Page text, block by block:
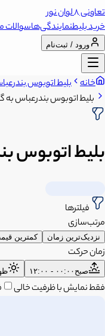
تعاونی 8 لوان نور
خرید بلیطنمایندگی‌هاسوالات
ورود / ثبت‌نام
خانه بلیط اتوبوس
بلیط اتوبوس بندرعباس به
بلیط اتوبوس
فیلترها
مرتب‌سازی
نزدیک‌ترین زمان کمترین
زمان حرکت
صبح ۰۰:۰۰ - ۱۲:۰۰
فقط نمایش با ظرفیت خالی